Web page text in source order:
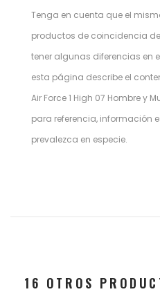
Tenga en cuenta que el
productos de coincidencia
tener algunas diferencias en
esta página describe el
Air Force 1 High 07 Hombre y
para referencia, información
prevalezca en especie.
16 OTROS